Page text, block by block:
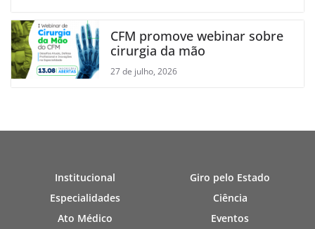
CFM promove webinar sobre
cirurgia da mão
27 de julho, 2026
Institucional
Especialidades
Ato Médico
Giro pelo Estado
Ciência
Eventos